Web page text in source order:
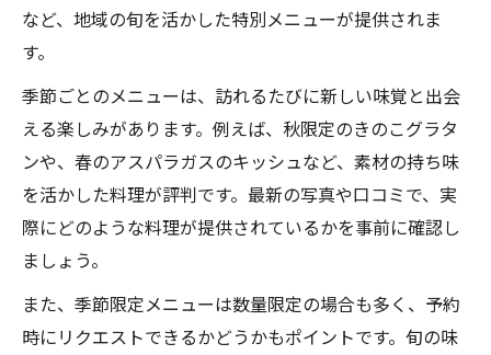
など、地域の旬を活かした特別メニューが提供されま
す。
季節ごとのメニューは、訪れるたびに新しい味覚と出会
える楽しみがあります。例えば、秋限定のきのこグラタ
ンや、春のアスパラガスのキッシュなど、素材の持ち味
を活かした料理が評判です。最新の写真や口コミで、実
際にどのような料理が提供されているかを事前に確認し
ましょう。
また、季節限定メニューは数量限定の場合も多く、予約
時にリクエストできるかどうかもポイントです。旬の味